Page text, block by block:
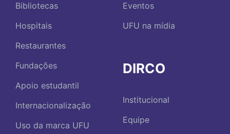
Bibliotecas
Hospitais
Restaurantes
Fundações
Apoio estudantil
Internacionalização
Uso da marca UFU
Eventos
UFU na mídia
DIRCO
Institucional
Equipe